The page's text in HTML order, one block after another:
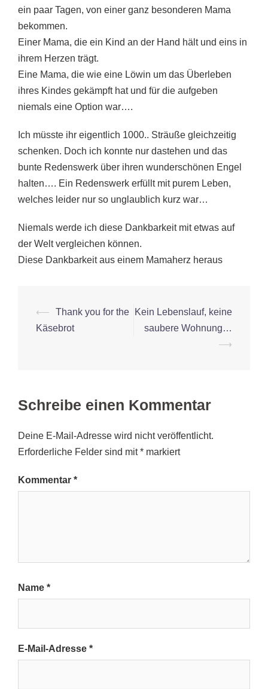
ein paar Tagen, von einer ganz besonderen Mama
bekommen.
Einer Mama, die ein Kind an der Hand hält und eins in
ihrem Herzen trägt.
Eine Mama, die wie eine Löwin um das Überleben
ihres Kindes gekämpft hat und für die aufgeben
niemals eine Option war….
Ich müsste ihr eigentlich 1000.. Sträuße gleichzeitig
schenken. Doch ich konnte nur dastehen und das
bunte Redenswerk über ihren wunderschönen Engel
halten…. Ein Redenswerk erfüllt mit purem Leben,
welches leider nur so unglaublich kurz war…
Niemals werde ich diese Dankbarkeit mit etwas auf
der Welt vergleichen können.
Diese Dankbarkeit aus einem Mamaherz heraus
Beitrags-
Navigation
⟵
Thank you for the
Käsebrot
Kein Lebenslauf, keine
saubere Wohnung…
⟶
Schreibe einen Kommentar
Deine E-Mail-Adresse wird nicht veröffentlicht.
Erforderliche Felder sind mit* markiert
Kommentar *
Name *
E-Mail-Adresse *